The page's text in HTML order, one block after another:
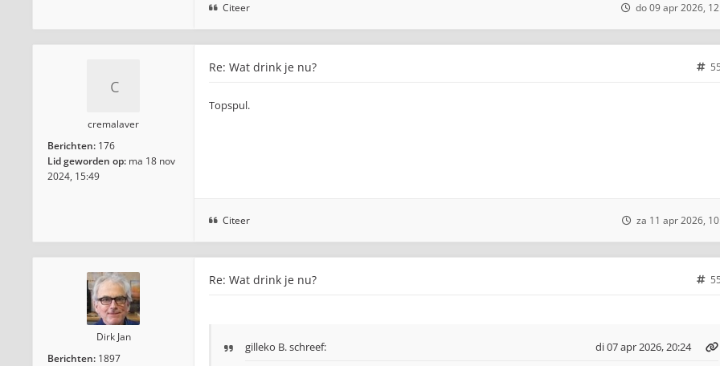
Citeer do 09 apr 2026,
cremalaver
Berichten: 176
Lid geworden op: ma 18 nov
2024, 15:49
Re: Wat drink je nu?
Topspul.
Citeer za 11 apr 2026,
Dirk Jan
Berichten: 1897
Re: Wat drink je nu?
gilleko B.schreef: di 07 apr 2026, 20:24